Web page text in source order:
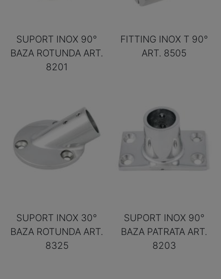
SUPORT INOX 90°
BAZA ROTUNDA ART.
8201
FITTING INOX T 90°
ART. 8505
SUPORT INOX 30°
BAZA ROTUNDA ART.
8325
SUPORT INOX 90°
BAZA PATRATA ART.
8203